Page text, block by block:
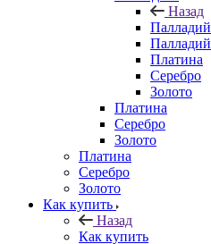
Назад
Палладий
Палладий
Платина
Серебро
Золото
Платина
Серебро
Золото
Платина
Серебро
Золото
Как купить
Назад
Как купить